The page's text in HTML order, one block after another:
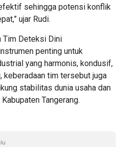
sehingga potensi konflik
ujar Rudi.
Tim Deteksi Dini
penting untuk
yang harmonis, kondusif,
keberadaan tim tersebut juga
stabilitas dunia usaha dan
Tangerang.